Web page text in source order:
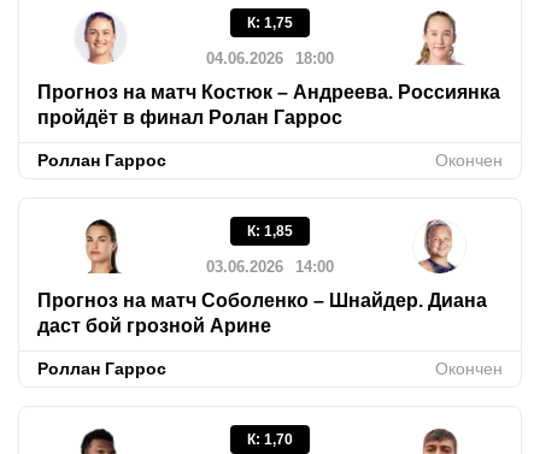
К: 1,75
04.06.2026 18:00
Прогноз на матч Костюк – Андреева. Россиянка
пройдёт в финал Ролан Гаррос
Роллан Гаррос Окончен
К: 1,85
03.06.2026 14:00
Прогноз на матч Соболенко – Шнайдер. Диана
даст бой грозной Арине
Роллан Гаррос Окончен
К: 1,70